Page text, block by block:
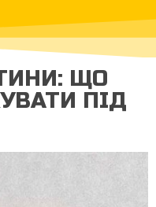
ЩО
ПІД